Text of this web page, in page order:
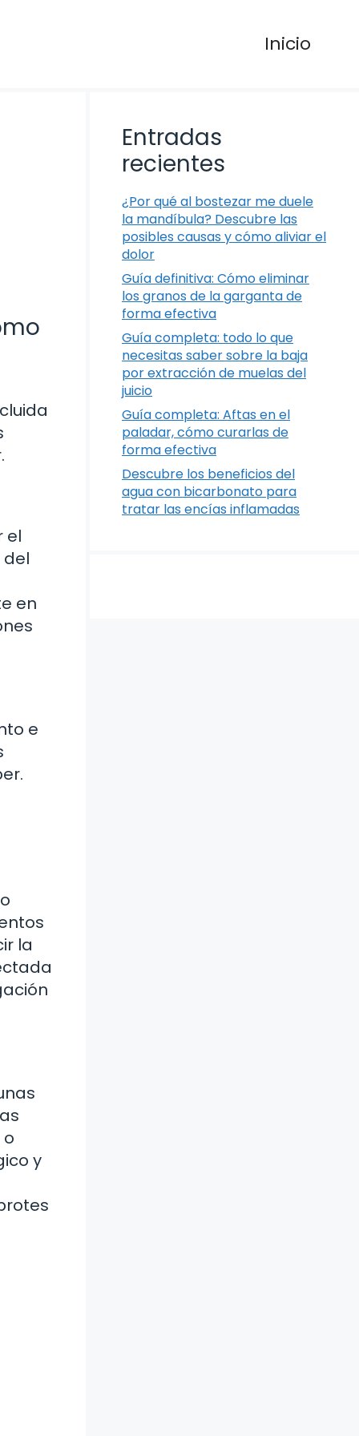
Inicio
el
del
en
e
la
y
Entradas
recientes
¿Por qué al bostezar me duele
la mandíbula? Descubre las
posibles causas y cómo aliviar el
dolor
Guía definitiva: Cómo eliminar
los granos de la garganta de
forma efectiva
Guía completa: todo lo que
necesitas saber sobre la baja
por extracción de muelas del
juicio
Guía completa: Aftas en el
paladar, cómo curarlas de
forma efectiva
Descubre los beneficios del
agua con bicarbonato para
tratar las encías inflamadas